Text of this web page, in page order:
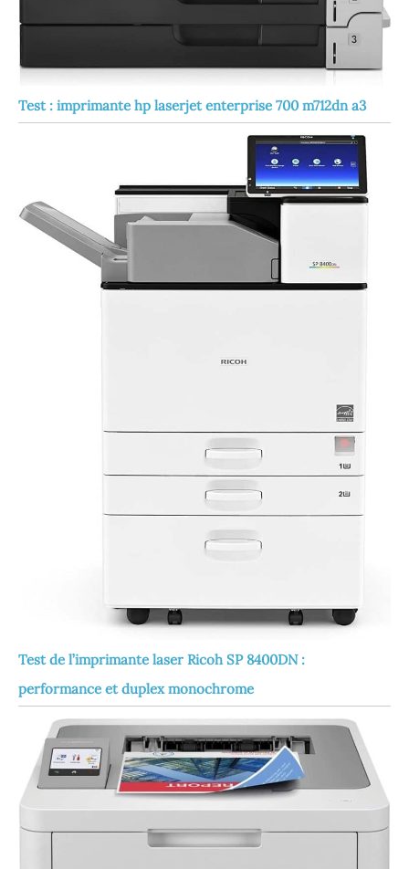
Test : imprimante hp laserjet enterprise 700 m712dn a3
Test de l’imprimante laser Ricoh SP 8400DN :
performance et duplex monochrome